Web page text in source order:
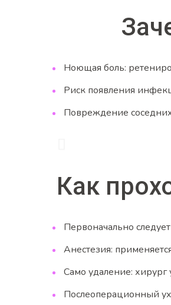
Ноющая боль:
Риск появления
Повреждение
Как
Первоначально
Анестезия:
Само удаление: хирург
Послеоперационный